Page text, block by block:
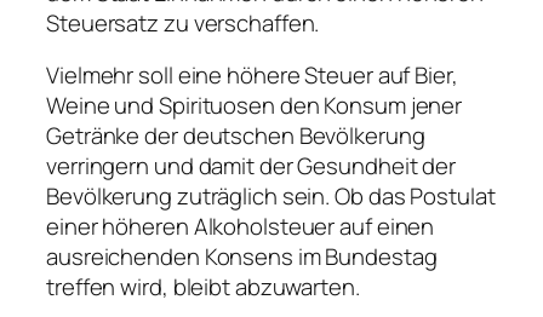
Steuersatz zu verschaffen.
Vielmehr soll eine höhere Steuer auf Bier,
Weine und Spirituosen den Konsum jener
Getränke der deutschen Bevölkerung
verringern und damit der Gesundheit der
Bevölkerung zuträglich sein. Ob das Postulat
einer höheren Alkoholsteuer auf einen
ausreichenden Konsens im Bundestag
treffen wird, bleibt abzuwarten.